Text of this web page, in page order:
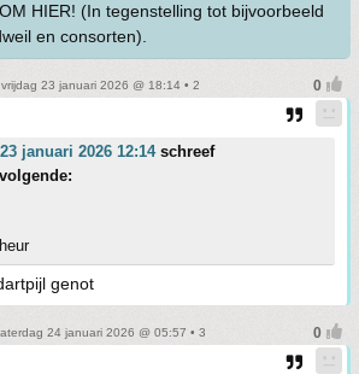
HIER! (In tegenstelling tot bijvoorbeeld
en consorten).
vrijdag 23 januari 2026 @ 18:14 • 2
januari 2026 12:14schreef
genot
24 januari 2026 @ 05:57 • 3